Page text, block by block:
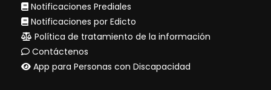
Notificaciones Prediales
Notificaciones por Edicto
Política de tratamiento de la información
Contáctenos
App para Personas con Discapacidad